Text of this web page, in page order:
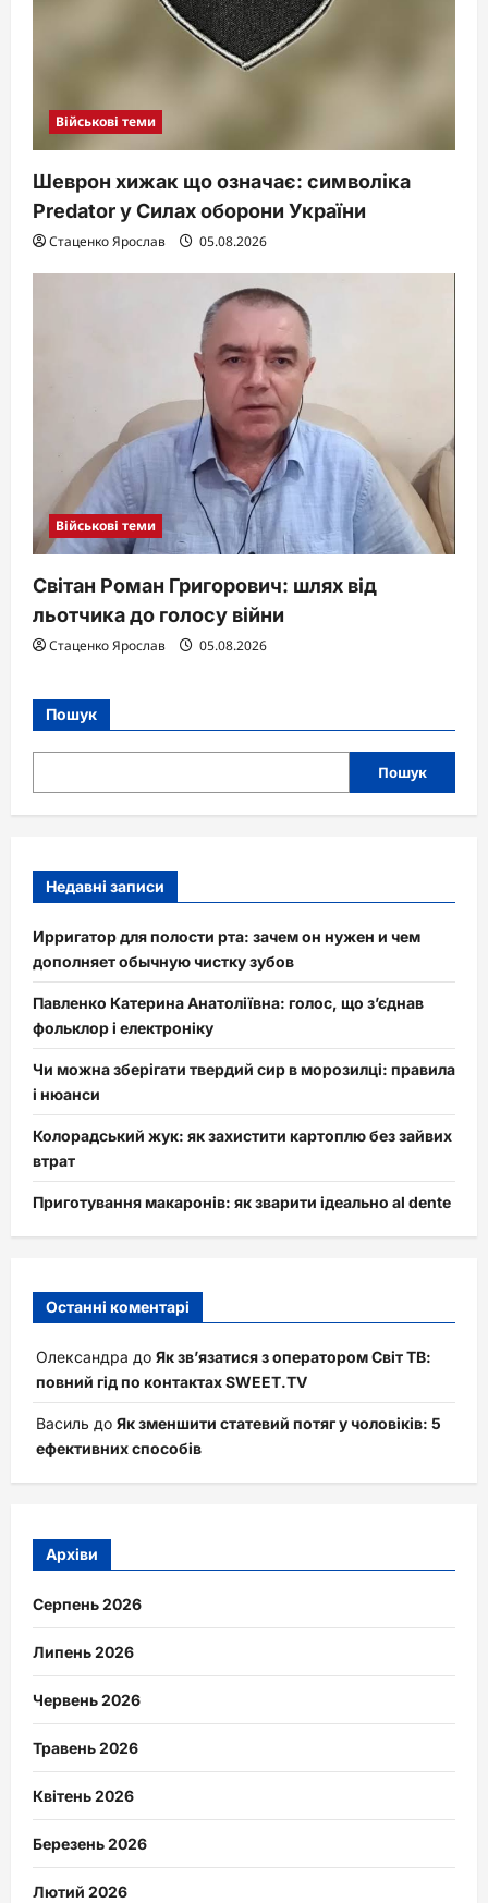
Військові теми
Шеврон хижак що означає: символіка
Predator у Силах оборони України
Стаценко Ярослав 05.08.2026
Військові теми
Світан Роман Григорович: шлях від
льотчика до голосу війни
Стаценко Ярослав 05.08.2026
Пошук
Пошук
Недавні записи
Ирригатор для полости рта: зачем он нужен и чем
дополняет обычную чистку зубов
Павленко Катерина Анатоліївна: голос, що з’єднав
фольклор і електроніку
Чи можна зберігати твердий сир в морозилці: правила
і нюанси
Колорадський жук: як захистити картоплю без зайвих
втрат
Приготування макаронів: як зварити ідеально al dente
Останні коментарі
Олександра до Як зв’язатися з оператором Світ ТВ:
повний гід по контактах SWEET.TV
Василь до Як зменшити статевий потяг у чоловіків: 5
ефективних способів
Архіви
Серпень 2026
Липень 2026
Червень 2026
Травень 2026
Квітень 2026
Березень 2026
Лютий 2026